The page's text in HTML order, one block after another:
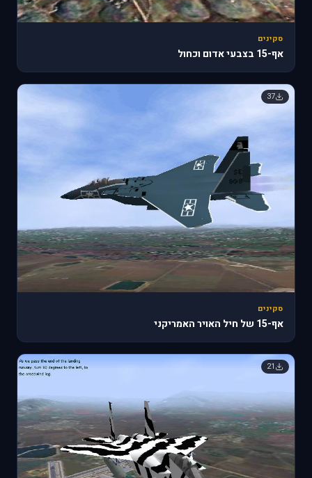
סקינים
אף-15 בצבעי אדום וכחול
37
סקינים
אף-15 של חיל האויר האמריקני
21